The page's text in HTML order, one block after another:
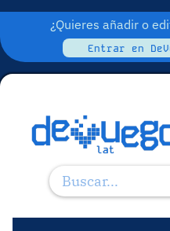
¿Quieres añadir o
Entrar en